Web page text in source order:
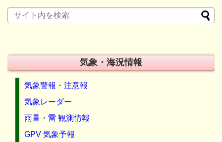
気象・海況情報
気象警報・注意報
気象レーダー
雨量・雷 観測情報
GPV 気象予報